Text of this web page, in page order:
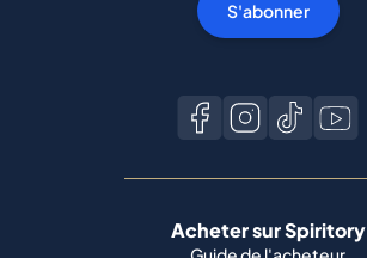
S'abonner
Acheter sur Spiritory